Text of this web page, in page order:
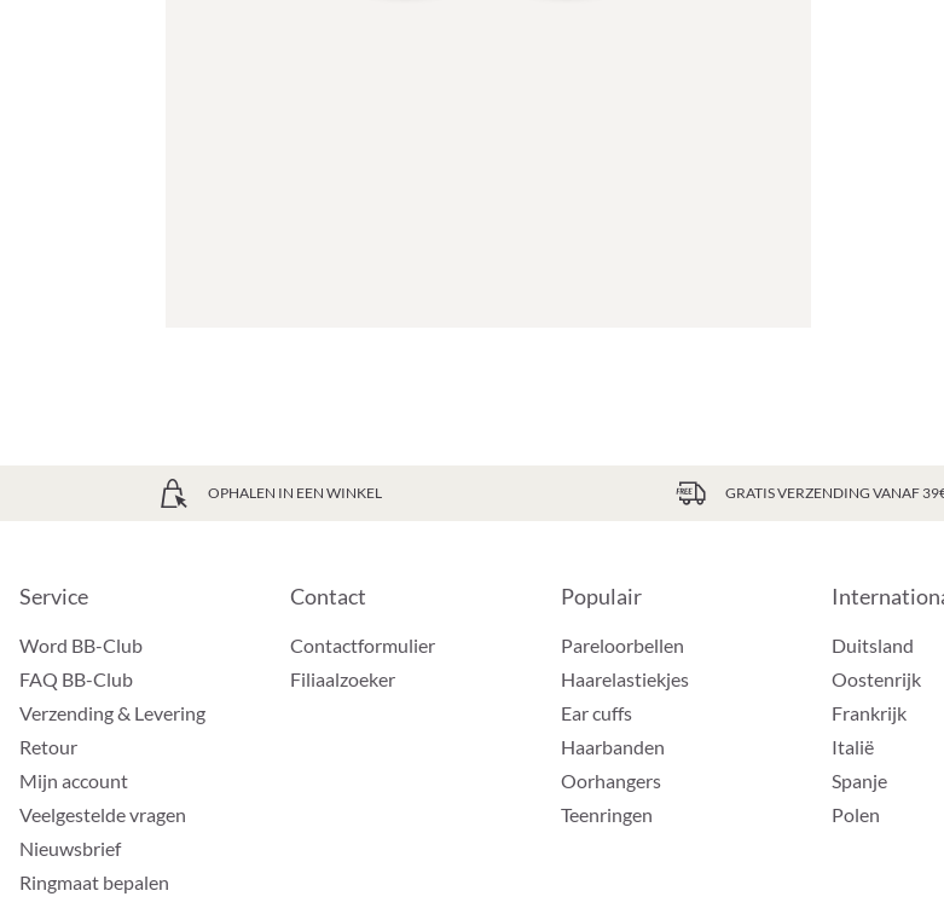
OPHALEN IN EEN WINKEL GRATIS VERZENDING VANAF
Service
Word BB-Club
FAQ BB-Club
Verzending & Levering
Retour
Mijn account
Veelgestelde vragen
Nieuwsbrief
Ringmaat bepalen
Contact
Contactformulier
Filiaalzoeker
Populair
Pareloorbellen
Haarelastiekjes
Ear cuffs
Haarbanden
Oorhangers
Teenringen
Duitsland
Oostenrijk
Frankrijk
Italië
Spanje
Polen